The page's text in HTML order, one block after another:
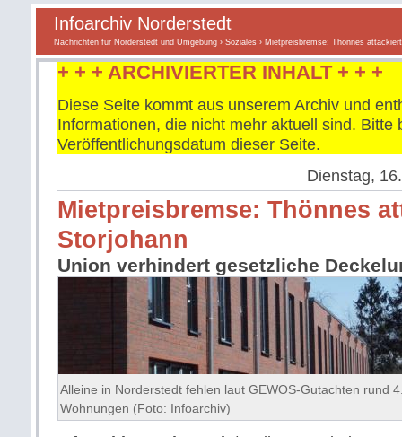
Infoarchiv Norderstedt
Nachrichten für Norderstedt und Umgebung › Soziales › Mietpreisbremse: Thönnes
+ + + ARCHIVIERTER INHALT + + +
Diese Seite kommt aus unserem Archiv und
Informationen, die nicht mehr aktuell sind. Bitte
Veröffentlichungsdatum dieser Seite.
Dienstag,
Mietpreisbremse: Thönnes
Storjohann
Union verhindert gesetzliche
Alleine in Norderstedt fehlen laut GEWOS-Gutachten rund
Wohnungen (Foto: Infoarchiv)